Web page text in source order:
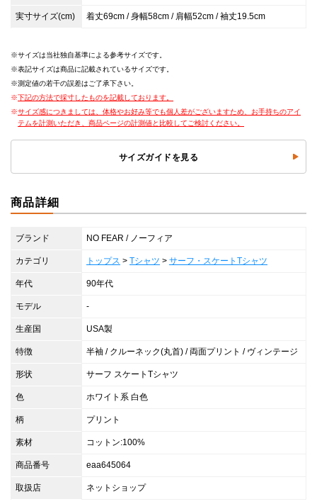
実寸サイズ(cm) 着丈69cm / 身幅58cm / 肩幅52cm / 袖丈19.5cm
サイズは当社独自基準による参考サイズです。
表記サイズは商品に記載されているサイズです。
測定値の若干の誤差はご了承下さい。
下記の方法で採寸したものを記載しております。
サイズ感につきましては、体格やお好み等でも個人差がございますため、お手持ちのアイ
テムを計測いただき、商品ページの計測値と比較してご検討ください。
サイズガイドを見る
商品詳細
ブランド NO FEAR / ノーフィア
カテゴリ トップス > Tシャツ > サーフ・スケートTシャツ
年代 90年代
モデル -
生産国 USA製
特徴 半袖 / クルーネック(丸首) / 両面プリント / ヴィンテージ
形状 サーフ スケートTシャツ
色 ホワイト系 白色
柄 プリント
素材 コットン:100%
商品番号 eaa645064
取扱店 ネットショップ